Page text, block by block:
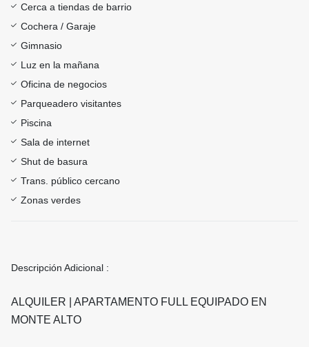
Cerca a tiendas de barrio
Cochera / Garaje
Gimnasio
Luz en la mañana
Oficina de negocios
Parqueadero visitantes
Piscina
Sala de internet
Shut de basura
Trans. público cercano
Zonas verdes
Descripción Adicional :
ALQUILER | APARTAMENTO FULL EQUIPADO EN
MONTE ALTO